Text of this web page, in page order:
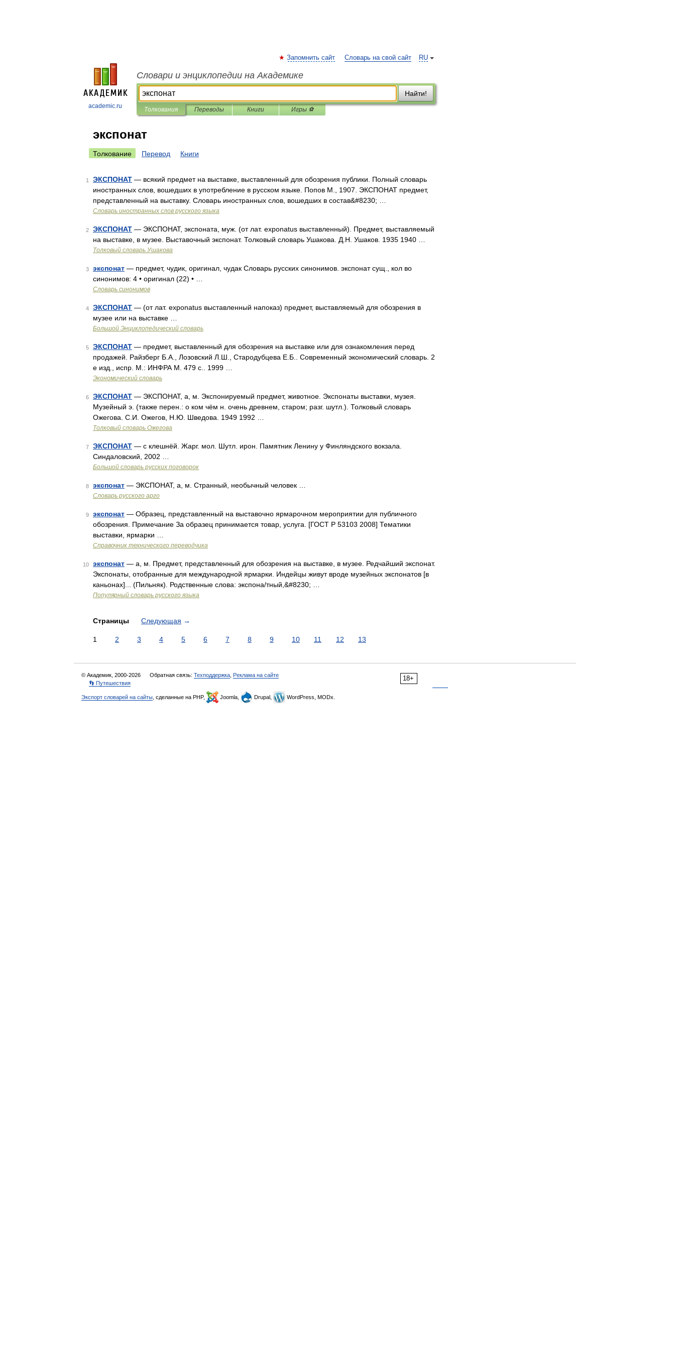
academic.ru
RU
Запомнить сайт Словарь на свой сайт
Словари и энциклопедии на Академике
Найти!
Толкования Переводы Книги Игры ⚽
экспонат
Толкование Перевод Книги
1 ЭКСПОНАТ — всякий предмет на выставке, выставленный для обозрения публики. Полный словарь
иностранных слов, вошедших в употребление в русском языке. Попов М., 1907. ЭКСПОНАТ предмет,
представленный на выставку. Словарь иностранных слов, вошедших в состав&#8230; …
Словарь иностранных слов русского языка
2 ЭКСПОНАТ — ЭКСПОНАТ, экспоната, муж. (от лат. exponatus выставленный). Предмет, выставляемый
на выставке, в музее. Выставочный экспонат. Толковый словарь Ушакова. Д.Н. Ушаков. 1935 1940 …
Толковый словарь Ушакова
3 экспонат — предмет, чудик, оригинал, чудак Словарь русских синонимов. экспонат сущ., кол во
синонимов: 4 • оригинал (22) • …
Словарь синонимов
4 ЭКСПОНАТ — (от лат. exponatus выставленный напоказ) предмет, выставляемый для обозрения в
музее или на выставке …
Большой Энциклопедический словарь
5 ЭКСПОНАТ — предмет, выставленный для обозрения на выставке или для ознакомления перед
продажей. Райзберг Б.А., Лозовский Л.Ш., Стародубцева Е.Б.. Современный экономический словарь. 2
е изд., испр. М.: ИНФРА М. 479 с.. 1999 …
Экономический словарь
6 ЭКСПОНАТ — ЭКСПОНАТ, а, м. Экспонируемый предмет, животное. Экспонаты выставки, музея.
Музейный э. (также перен.: о ком чём н. очень древнем, старом; разг. шутл.). Толковый словарь
Ожегова. С.И. Ожегов, Н.Ю. Шведова. 1949 1992 …
Толковый словарь Ожегова
7 ЭКСПОНАТ — с клешнёй. Жарг. мол. Шутл. ирон. Памятник Ленину у Финляндского вокзала.
Синдаловский, 2002 …
Большой словарь русских поговорок
8 экспонат — ЭКСПОНАТ, а, м. Странный, необычный человек …
Словарь русского арго
9 экспонат — Образец, представленный на выставочно ярмарочном мероприятии для публичного
обозрения. Примечание За образец принимается товар, услуга. [ГОСТ Р 53103 2008] Тематики
выставки, ярмарки …
Справочник технического переводчика
10 экспонат — а, м. Предмет, представленный для обозрения на выставке, в музее. Редчайший экспонат.
Экспонаты, отобранные для международной ярмарки. Индейцы живут вроде музейных экспонатов [в
каньонах]... (Пильняк). Родственные слова: экспона/тный,&#8230; …
Популярный словарь русского языка
Страницы Следующая →
1 2 3 4 5 6 7 8 9 10 11 12 13
18+
© Академик, 2000-2026 Обратная связь: Техподдержка Реклама на сайте
👣 Путешествия
Экспорт словарей на сайты , сделанные на PHP, Joomla, Drupal, WordPress, MODx.